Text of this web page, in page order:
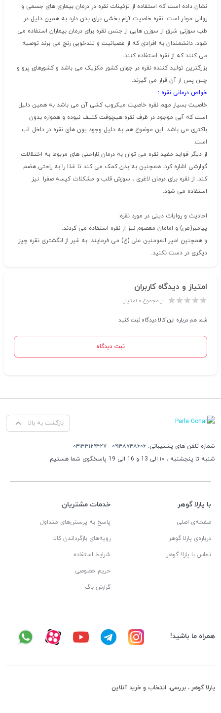
نشان داده است که استفاده از تزئینات نقره در درمان بیماری های جسمی و
روانی موثر است. نقره خاصیت آرام بخشی برای بدن دارد به همین دلیل در
طب سوزنی شرق از سوزن هایی از جنس نقره برای درمان بیماران استفاده می
شود. دانشمندان به افرادی که از عصبانیت و تندخویی رنج می برند توصیه
می کنند که از نقره استفاده کنند.
بزرگترین تولید کننده نقره در جهان کشور مکزیک می باشد و کشورهای پرو و
چین پس از آن قرار می گیرند.
خواص درمانی نقره :
خاصیت بسیار مهم نقره خاصیت میکروب کشی آن می باشد به همین دلیل
است که آبی موجود در ظرف نقره هیچوقت کثیف نبوده و همواره بدون
باکتری می باشد. این موضوع هم به دلیل وجود یون های نقره در داخل آب
است.
از دیگر فواید مفید نقره می توان به درمان ناراحتی های مربوط به اختلالات
گوارشی اشاره کرد. همچنین به بدن کمک می کند تا غذا را به راحتی هضم
کند. از نقره برای درمان لاغری ، سوزش قلب و مشکلات کیسه صفرا نیز
استفاده می شود.
احادیث و روایات دینی در مورد نقره:
پیامبر(ص) و امامان معصوم نیز از نقره استفاده می کردند.
و همچنین امیر المومنین علی (ع) می فرمایند: به غیر از انگشتری نقره چیز
دیگری در دست نکنید.
امتیاز و دیدگاه کاربران
از مجموع ۰ امتیاز
شما هم درباره این کالا دیدگاه ثبت کنید
ثبت دیدگاه
بازگشت به بالا
شماره تلفن های پشتیبانی: ۰۹۱۴۸۷۴۸۶۰۶ - ۰۴۱۳۳۱۲۹۴۲۷
شنبه تا پنجشنبه ، ۱۰ الی 13 و 16 الی 19 پاسخگوی شما هستیم
با پارلا گوهر
صفحه‌ی اصلی
درباره‌ی پارلا گوهر
تماس با پارلا گوهر
خدمات مشتریان
پاسخ به پرسش‌های متداول
رویه‌های بازگرداندن کالا
شرایط استفاده
حریم خصوصی
گزارش باگ
همراه ما باشید!
پارلا گوهر ، بررسی، انتخاب و خرید آنلاین